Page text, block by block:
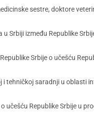
sestre, doktore
Srbiji između Republike
Srbije o učešću
saradnji u oblasti
Republike Srbije u